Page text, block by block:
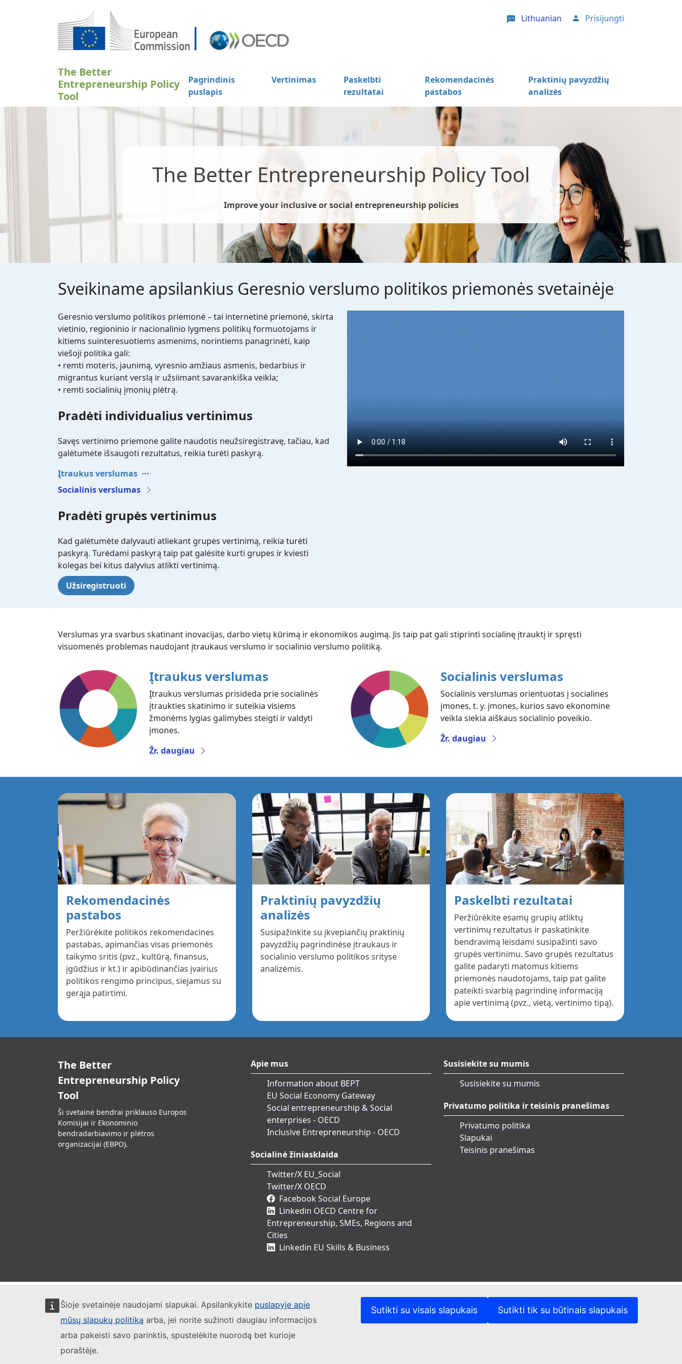
Pereiti į pagrindinį turinį
Šioje svetainėje naudojami slapukai. Apsilankykite puslapyje apie
mūsų slapukų politiką arba, jei norite sužinoti daugiau informacijos
arba pakeisti savo parinktis, spustelėkite nuorodą bet kurioje
poraštėje.
Sutikti su visais slapukais Sutikti tik su būtinais slapukais
Lithuanian User account menu
Prisijungti
The Better
Entrepreneurship Policy
Tool
Pagrindinis
puslapis
Vertinimas
Paskelbti
rezultatai
Rekomendacinės
pastabos
Praktinių pavyzdžių
analizės
The Better Entrepreneurship Policy Tool
Improve your inclusive or social entrepreneurship policies
Sveikiname apsilankius Geresnio verslumo politikos priemonės svetainėje
Geresnio verslumo politikos priemonė – tai internetinė priemonė, skirta
vietinio, regioninio ir nacionalinio lygmens politikų formuotojams ir
kitiems suinteresuotiems asmenims, norintiems panagrinėti, kaip
viešoji politika gali:
• remti moteris, jaunimą, vyresnio amžiaus asmenis, bedarbius ir
migrantus kuriant verslą ir užsiimant savarankiška veikla;
• remti socialinių įmonių plėtrą.
Pradėti individualius vertinimus
Savęs vertinimo priemone galite naudotis neužsiregistravę, tačiau, kad
galėtumėte išsaugoti rezultatus, reikia turėti paskyrą.
Įtraukus verslumas
Socialinis verslumas
Pradėti grupės vertinimus
Kad galėtumėte dalyvauti atliekant grupės vertinimą, reikia turėti
paskyrą. Turėdami paskyrą taip pat galėsite kurti grupes ir kviesti
kolegas bei kitus dalyvius atlikti vertinimą.
Užsiregistruoti
Verslumas yra svarbus skatinant inovacijas, darbo vietų kūrimą ir ekonomikos augimą. Jis taip pat gali stiprinti socialinę įtrauktį ir spręsti
visuomenės problemas naudojant įtraukaus verslumo ir socialinio verslumo politiką.
Įtraukus verslumas
Įtraukus verslumas prisideda prie socialinės
įtraukties skatinimo ir suteikia visiems
žmonėms lygias galimybes steigti ir valdyti
įmones.
Žr. daugiau
Socialinis verslumas
Socialinis verslumas orientuotas į socialines
įmones, t. y. įmones, kurios savo ekonomine
veikla siekia aiškaus socialinio poveikio.
Žr. daugiau
Rekomendacinės
pastabos
Peržiūrėkite politikos rekomendacines
pastabas, apimančias visas priemonės
taikymo sritis (pvz., kultūrą, finansus,
įgūdžius ir kt.) ir apibūdinančias įvairius
politikos rengimo principus, siejamus su
gerąja patirtimi.
Praktinių pavyzdžių
analizės
Susipažinkite su įkvepiančių praktinių
pavyzdžių pagrindinėse įtraukaus ir
socialinio verslumo politikos srityse
analizėmis.
Paskelbti rezultatai
Peržiūrėkite esamų grupių atliktų
vertinimų rezultatus ir paskatinkite
bendravimą leisdami susipažinti savo
grupės vertinimu. Savo grupės rezultatus
galite padaryti matomus kitiems
priemonės naudotojams, taip pat galite
pateikti svarbią pagrindinę informaciją
apie vertinimą (pvz., vietą, vertinimo tipą).
The Better
Entrepreneurship Policy
Tool
Ši svetainė bendrai priklauso Europos
Komisijai ir Ekonominio
bendradarbiavimo ir plėtros
organizacijai (EBPO).
Apie mus
Information about BEPT
EU Social Economy Gateway
Social entrepreneurship & Social
enterprises - OECD
Inclusive Entrepreneurship - OECD
Socialinė žiniasklaida
Twitter/X EU_Social
Twitter/X OECD
Facebook Social Europe
Linkedin OECD Centre for
Entrepreneurship, SMEs, Regions and
Cities
Linkedin EU Skills & Business
Susisiekite su mumis
Susisiekite su mumis
Privatumo politika ir teisinis pranešimas
Privatumo politika
Slapukai
Teisinis pranešimas